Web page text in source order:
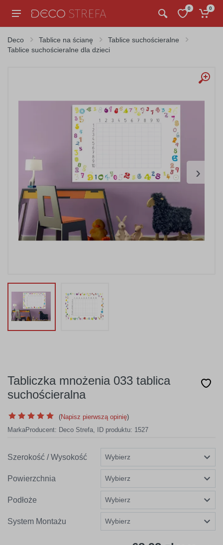
0 0
Deco Tablice na ścianę
Tablice suchościeralne
Tablice suchościeralne dla dzieci
›
Tabliczka mnożenia 033 tablica
suchościeralna
(Napisz pierwszą opinię)
MarkaProducent: Deco Strefa, ID produktu: 1527
Szerokość / Wysokość
Powierzchnia
Podłoże
System Montażu